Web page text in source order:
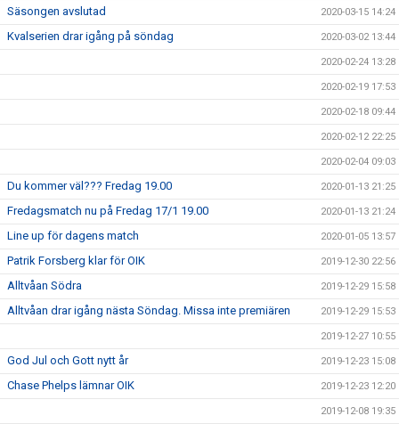
Säsongen avslutad 2020-03-15 14:24
Kvalserien drar igång på söndag 2020-03-02 13:44
2020-02-24 13:28
2020-02-19 17:53
2020-02-18 09:44
2020-02-12 22:25
2020-02-04 09:03
Du kommer väl??? Fredag 19.00 2020-01-13 21:25
Fredagsmatch nu på Fredag 17/1 19.00 2020-01-13 21:24
Line up för dagens match 2020-01-05 13:57
Patrik Forsberg klar för OIK 2019-12-30 22:56
Alltvåan Södra 2019-12-29 15:58
Alltvåan drar igång nästa Söndag. Missa inte premiären 2019-12-29 15:53
2019-12-27 10:55
God Jul och Gott nytt år 2019-12-23 15:08
Chase Phelps lämnar OIK 2019-12-23 12:20
2019-12-08 19:35